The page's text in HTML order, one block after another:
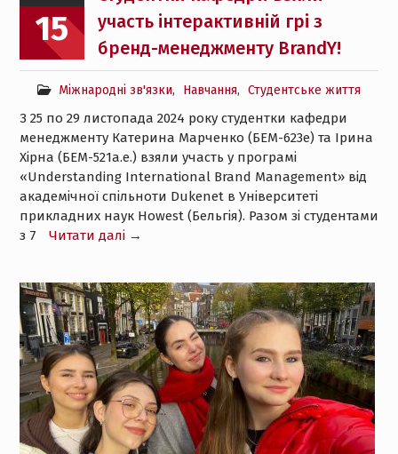
15
участь інтерактивній грі з
бренд-менеджменту BrandY!
Міжнародні зв'язки, Навчання, Студентське життя
З 25 по 29 листопада 2024 року студентки кафедри
менеджменту Катерина Марченко (БЕМ-623е) та Ірина
Хірна (БЕМ-521а.е.) взяли участь у програмі
«Understanding International Brand Management» від
академічної спільноти Dukenet в Університеті
прикладних наук Howest (Бельгія). Разом зі студентами
з 7
Читати далі →